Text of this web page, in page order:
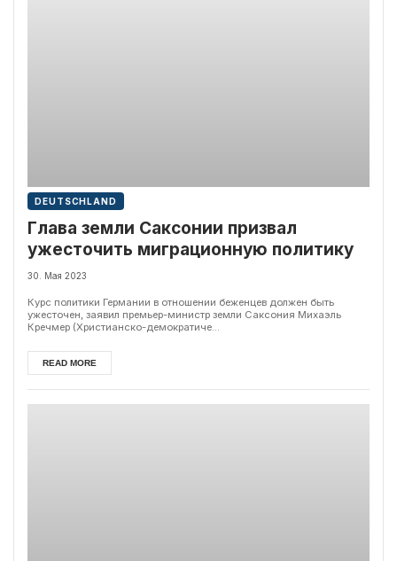
DEUTSCHLAND
Глава земли Саксонии призвал
ужесточить миграционную политику
30. Мая 2023
Курс политики Германии в отношении беженцев должен быть
ужесточен, заявил премьер-министр земли Саксония Михаэль
Кречмер (Христианско-демократиче...
READ MORE